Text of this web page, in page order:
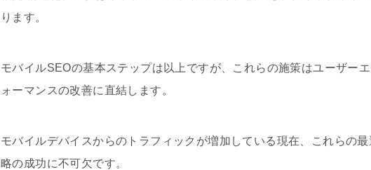
ります。
モバイルSEOの基本ステップは以上ですが、これらの施策はユーザー
ォーマンスの改善に直結します。
モバイルデバイスからのトラフィックが増加している現在、これらの
略の成功に不可欠です。